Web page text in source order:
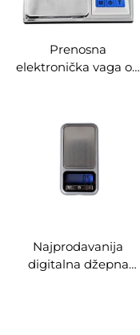
Prenosna
elektronička vaga od
vaga za nakit s
pozadinskim
osvjetljenjem
Najprodavanija
digitalna džepna